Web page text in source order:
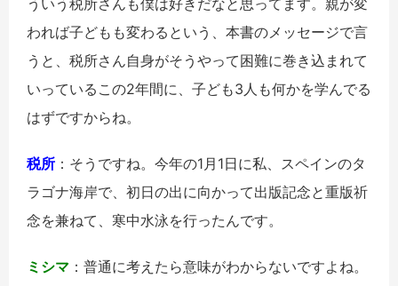
われば子どもも変わるという、本書のメッセージで言
うと、税所さん自身がそうやって困難に巻き込まれて
いっているこの2年間に、子ども3人も何かを学んでる
はずですからね。
税所 ：そうですね。今年の1月1日に私、スペインのタ
ラゴナ海岸で、初日の出に向かって出版記念と重版祈
念を兼ねて、寒中水泳を行ったんです。
ミシマ ：普通に考えたら意味がわからないですよね。